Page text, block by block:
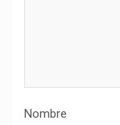
Nombre